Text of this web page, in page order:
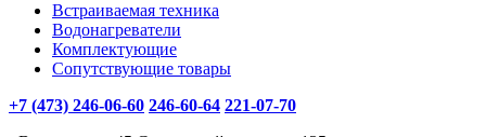
Встраиваемая техника
Водонагреватели
Комплектующие
Сопутствующие товары
+7 (473) 246-06-60 246-60-64 221-07-70